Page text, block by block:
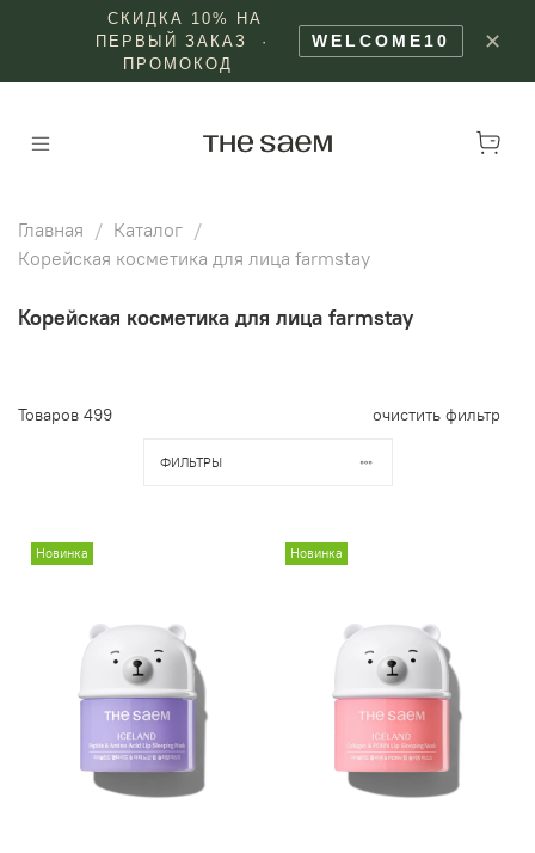
СКИДКА 10% НА
ПЕРВЫЙ ЗАКАЗ ·
ПРОМОКОД
WELCOME10 ✕
Главная
Каталог
Корейская косметика для лица farmstay
Корейская косметика для лица farmstay
Товаров 499 очистить фильтр
ФИЛЬТРЫ
Новинка Новинка